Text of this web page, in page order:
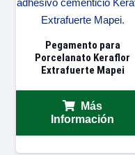
Pegamento para
Porcelanato Keraflor
Extrafuerte Mapei
Más
Información